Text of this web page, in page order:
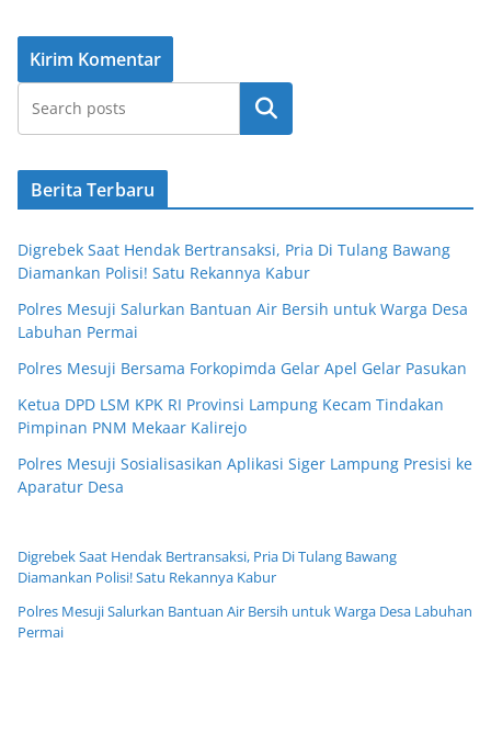
Cari
Berita Terbaru
Digrebek Saat Hendak Bertransaksi, Pria Di Tulang Bawang
Diamankan Polisi! Satu Rekannya Kabur
Polres Mesuji Salurkan Bantuan Air Bersih untuk Warga Desa
Labuhan Permai
Polres Mesuji Bersama Forkopimda Gelar Apel Gelar Pasukan
Ketua DPD LSM KPK RI Provinsi Lampung Kecam Tindakan
Pimpinan PNM Mekaar Kalirejo
Polres Mesuji Sosialisasikan Aplikasi Siger Lampung Presisi ke
Aparatur Desa
Digrebek Saat Hendak Bertransaksi, Pria Di Tulang Bawang
Diamankan Polisi! Satu Rekannya Kabur
Polres Mesuji Salurkan Bantuan Air Bersih untuk Warga Desa Labuhan
Permai